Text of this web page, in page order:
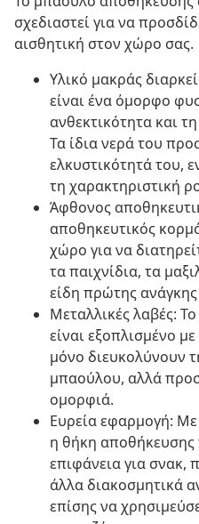
σχεδιαστεί για να
αισθητική στον χώρο σας.
Υλικό μακράς
είναι ένα όμορφο
ανθεκτικότητα και
Τα ίδια νερά του
ελκυστικότητά του,
τη χαρακτηριστική
Άφθονος
αποθηκευτικός
χώρο για να
τα παιχνίδια, τα
είδη πρώτης
Μεταλλικές λαβές:
είναι εξοπλισμένο
μόνο διευκολύνουν
μπαούλου, αλλά
ομορφιά.
Ευρεία εφαρμογή:
η θήκη αποθήκευσης
επιφάνεια για σνακ,
άλλα διακοσμητικά
επίσης να